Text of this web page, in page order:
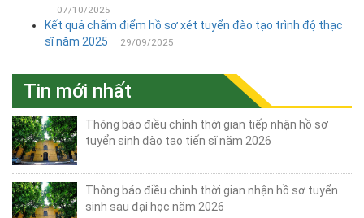
Sau
+ Tin
tuyển
sinh
thạc
sĩ
+ Tin
xét
07/10/2025
Kết quả chấm điểm hồ sơ xét tuyển đào tạo trình độ thạc
sĩ năm 2025
29/09/2025
Tin mới nhất
Thông báo điều chỉnh thời gian tiếp nhận hồ sơ
tuyển sinh đào tạo tiến sĩ năm 2026
Thông báo điều chỉnh thời gian nhận hồ sơ tuyển
sinh sau đại học năm 2026